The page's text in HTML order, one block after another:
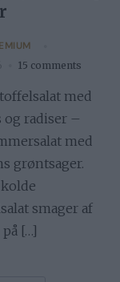
15 comments
med
og radiser –
med
grøntsager.
smager af
[…]